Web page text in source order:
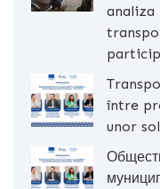
între
unor